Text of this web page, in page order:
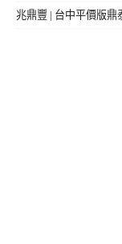
兆鼎豐 | 台中平價版鼎